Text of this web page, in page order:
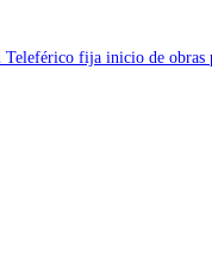
fija inicio de obras